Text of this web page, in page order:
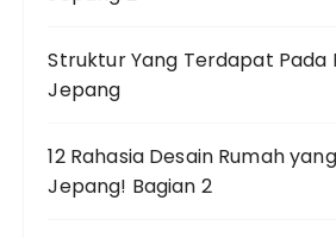
Struktur Yang Terdapat Pada
Jepang
12 Rahasia Desain Rumah
Jepang! Bagian 2